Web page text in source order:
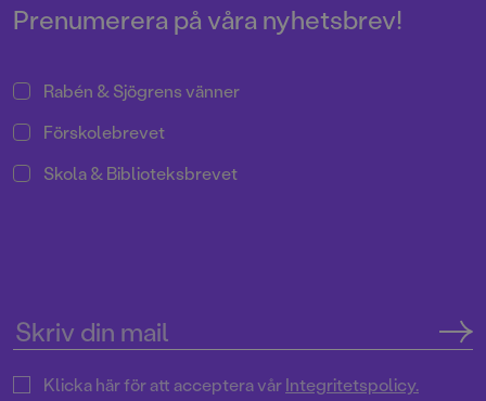
toaborstar och försvunna
kalsonger.
Prenumerera på våra nyhetsbrev!
Rabén & Sjögrens vänner
Förskolebrevet
Skola & Biblioteksbrevet
Klicka här för att acceptera vårIntegritetspolicy.